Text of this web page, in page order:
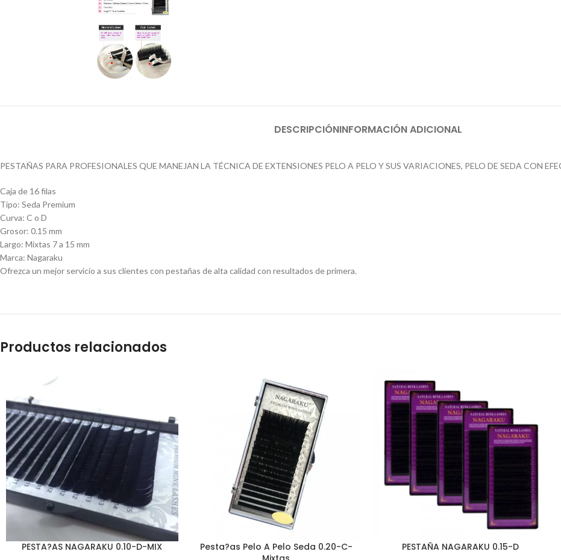
DESCRIPCIÓNINFORMACIÓN ADICIONAL
PESTAÑAS PARA PROFESIONALES QUE MANEJAN LA TÉCNICA DE EXTENSIONES PELO A PELO Y SUS VARIACIONES, PELO DE SEDA CON
Caja de 16 filas
Tipo: Seda Premium
Curva: C o D
Grosor: 0.15 mm
Largo: Mixtas 7 a 15 mm
Marca: Nagaraku
Ofrezca un mejor servicio a sus clientes con pestañas de alta calidad con resultados de primera.
Productos relacionados
PESTA?AS NAGARAKU 0.10-D-MIX
Pesta?as Pelo A Pelo Seda 0.20-C-
PESTAÑA NAGARAKU 0.15-D